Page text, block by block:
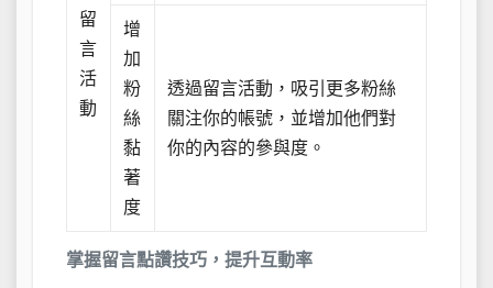
掌握留言點讚技巧，提升互動率
留
言
活
動
增
加
粉
絲
黏
著
度
透過留言活動，吸引更多粉絲
關注你的帳號，並增加他們對
你的內容的參與度。